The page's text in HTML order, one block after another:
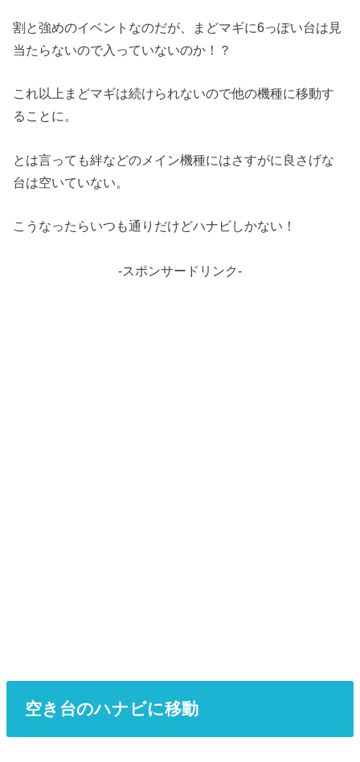
割と強めのイベントなのだが、まどマギに6っぽい台は見
当たらないので入っていないのか！？
これ以上まどマギは続けられないので他の機種に移動す
ることに。
とは言っても絆などのメイン機種にはさすがに良さげな
台は空いていない。
こうなったらいつも通りだけどハナビしかない！
-スポンサードリンク-
空き台のハナビに移動